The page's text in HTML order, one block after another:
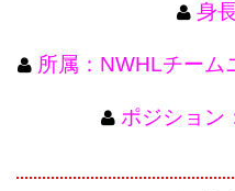
身
所属：NWHLチーム
ポジション